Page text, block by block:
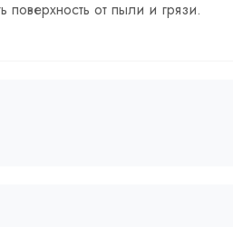
поверхность от пыли и грязи.